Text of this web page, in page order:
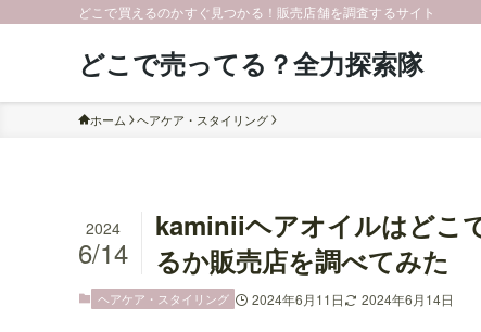
どこで買えるのかすぐ見つかる！販売店舗を調査するサイト
どこで売ってる？全力探索隊
ホーム ヘアケア・スタイリング
kaminiiヘアオイルはどこ
るか販売店を調べてみた
2024
6/14
ヘアケア・スタイリング 2024年6月11日 2024年6月14日